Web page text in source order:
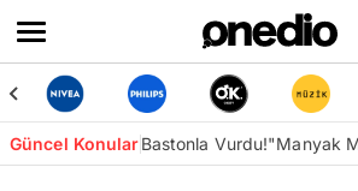
Güncel KonularBastonla Vurdu!"Manyak